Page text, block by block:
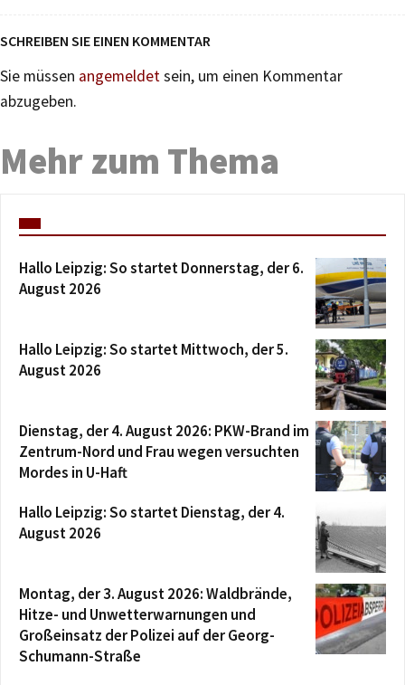
SCHREIBEN SIE EINEN KOMMENTAR
Sie müssen angemeldetsein, um einen Kommentar
abzugeben.
Mehr zum Thema
Hallo Leipzig: So startet Donnerstag, der 6.
August 2026
Hallo Leipzig: So startet Mittwoch, der 5.
August 2026
Dienstag, der 4. August 2026: PKW-Brand im
Zentrum-Nord und Frau wegen versuchten
Mordes in U-Haft
Hallo Leipzig: So startet Dienstag, der 4.
August 2026
Montag, der 3. August 2026: Waldbrände,
Hitze- und Unwetterwarnungen und
Großeinsatz der Polizei auf der Georg-
Schumann-Straße